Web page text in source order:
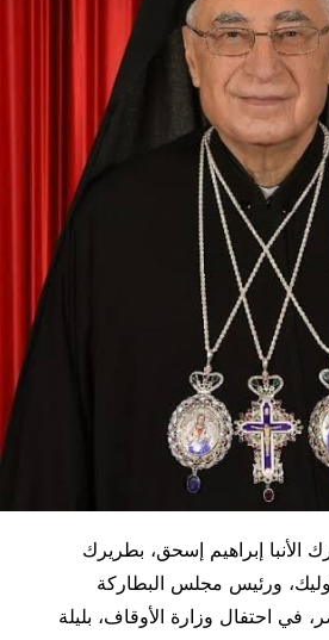
الأنبا إبراهيم إسحق، بطريرك
ورئيس مجلس البطاركة
في احتفال وزارة الأوقاف، بليلة